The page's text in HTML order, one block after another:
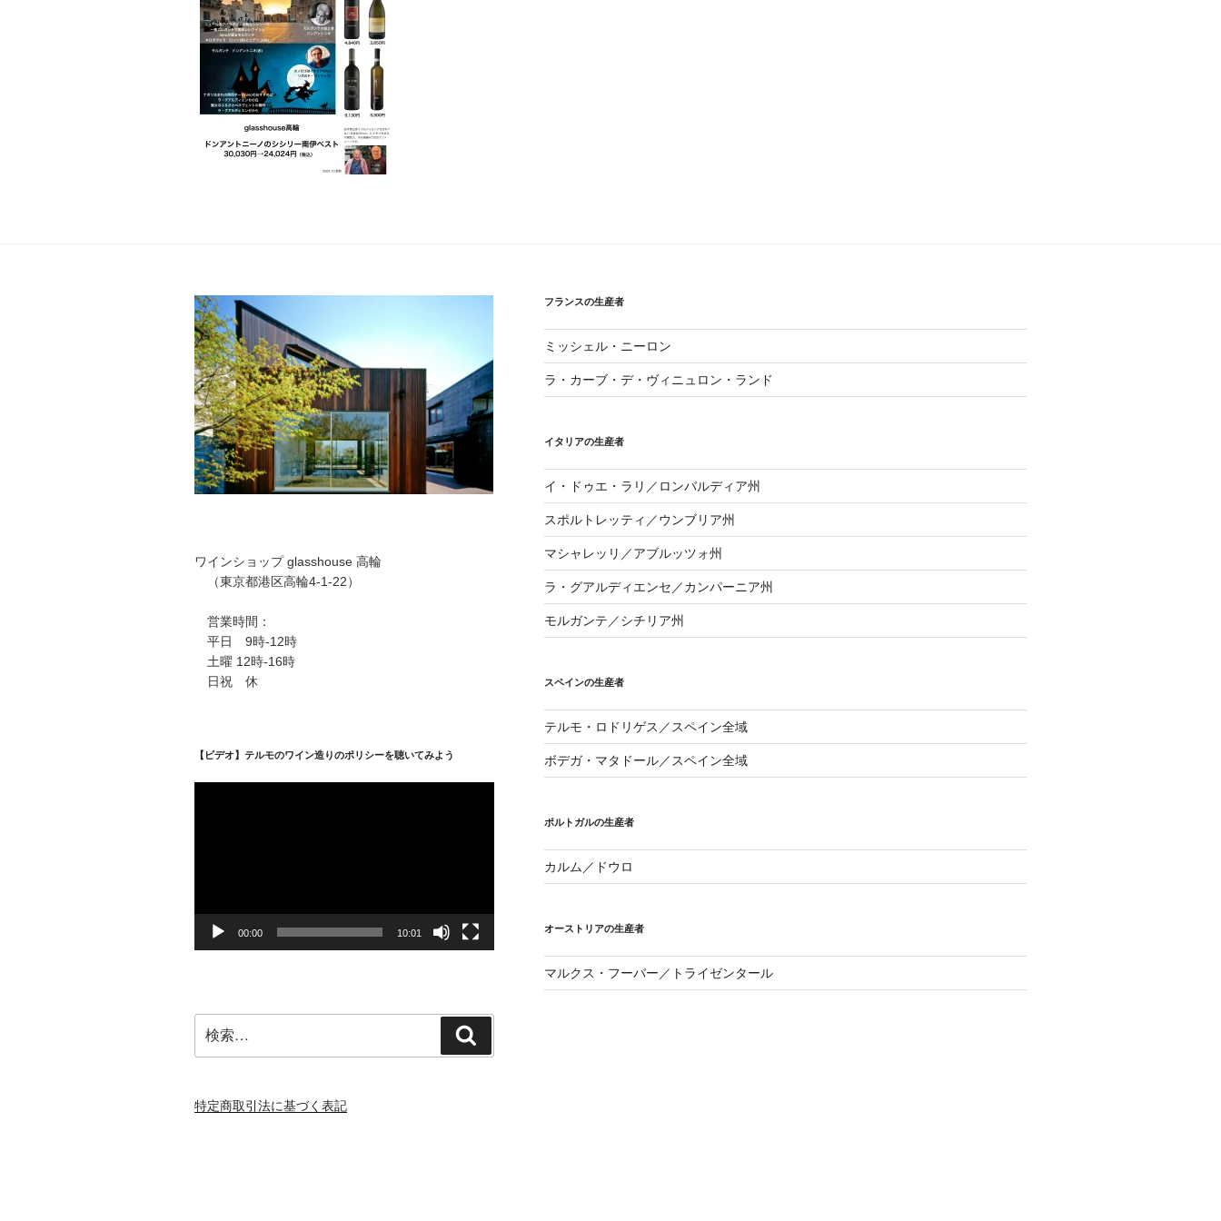
ワインショップ glasshouse 高輪
（東京都港区高輪4-1-22）
営業時間：
平日 9時-12時
土曜 12時-16時
日祝 休
【ビデオ】テルモのワイン造りのポリシーを聴いてみよう
ー
00:00 10:01
索:
索
特定商取引法に基づく表記
フランスの生産者
ミッシェル・ニーロン
ラ・カーブ・デ・ヴィニュロン・ランド
イタリアの生産者
イ・ドゥエ・ラリ／ロンバルディア州
スポルトレッティ／ウンブリア州
マシャレッリ／アブルッツォ州
ラ・グアルディエンセ／カンパーニア州
モルガンテ／シチリア州
スペインの生産者
テルモ・ロドリゲス／スペイン全域
ボデガ・マタドール／スペイン全域
ポルトガルの生産者
カルム／ドウロ
オーストリアの生産者
マルクス・フーバー／トライゼンタール